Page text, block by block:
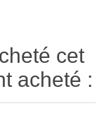
cet
acheté :